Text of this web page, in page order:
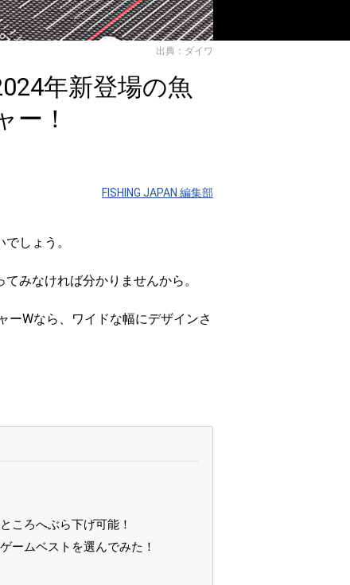
出典：ダイワ
年新登場の魚
ー！
FISHING JAPAN 編集部
しょう。
みなければ分かりませんから。
ーWなら、ワイドな幅にデザインさ
ころへぶら下げ可能！
ームベストを選んでみた！